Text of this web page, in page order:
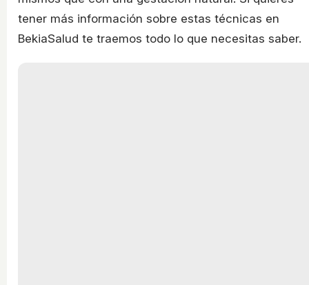
tener más información sobre estas técnicas en
BekiaSalud te traemos todo lo que necesitas saber.